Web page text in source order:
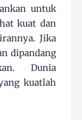
untuk
kuat dan
Jika
dipandang
Dunia
kuatlah